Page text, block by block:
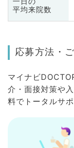
平均来院数
応募方法・
マイナビ
介・面接対策や
料でトータルサ